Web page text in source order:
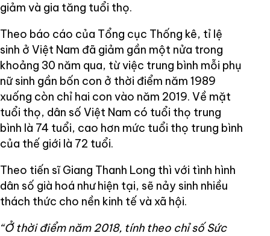
giảm và gia tăng tuổi thọ.
Theo báo cáo của Tổng cục Thống kê, tỉ lệ
sinh ở Việt Nam đã giảm gần một nửa trong
khoảng 30 năm qua, từ việc trung bình mỗi phụ
nữ sinh gần bốn con ở thời điểm năm 1989
xuống còn chỉ hai con vào năm 2019. Về mặt
tuổi thọ, dân số Việt Nam có tuổi thọ trung
bình là 74 tuổi, cao hơn mức tuổi thọ trung bình
của thế giới là 72 tuổi.
Theo tiến sĩ Giang Thanh Long thì với tình hình
dân số già hoá như hiện tại, sẽ nảy sinh nhiều
thách thức cho nền kinh tế và xã hội.
“Ở thời điểm năm 2018, tính theo chỉ số Sức